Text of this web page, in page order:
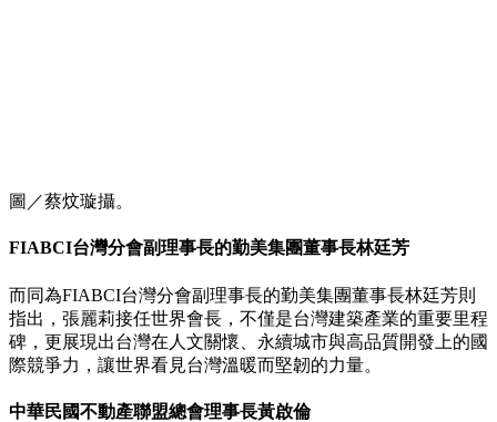
圖／蔡炆璇攝。
FIABCI台灣分會副理事長的勤美集團董事長林廷芳
而同為FIABCI台灣分會副理事長的勤美集團董事長林廷芳則
指出，張麗莉接任世界會長，不僅是台灣建築產業的重要里程
碑，更展現出台灣在人文關懷、永續城市與高品質開發上的國
際競爭力，讓世界看見台灣溫暖而堅韌的力量。
中華民國不動產聯盟總會理事長黃啟倫